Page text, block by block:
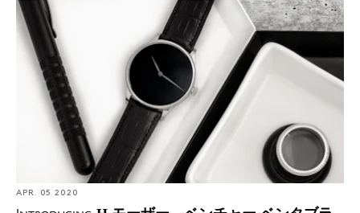
Introducing: H.モーザー ベンチャー ベンタブラックに
黒針が登場（編集部撮りおろし）
APR. 05 2020